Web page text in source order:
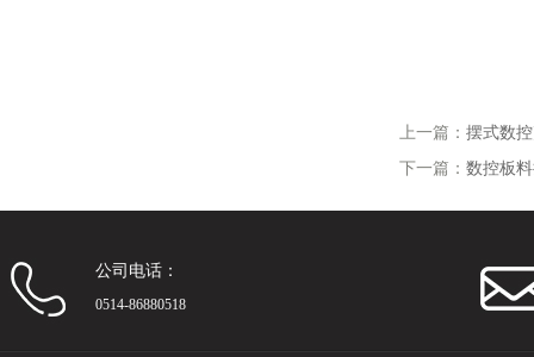
上一篇： 摆式数
下一篇： 数控板
公司电话：
0514-86880518